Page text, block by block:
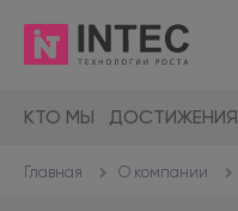
КТО МЫ ДОСТИЖЕНИЯ
Главная О компании